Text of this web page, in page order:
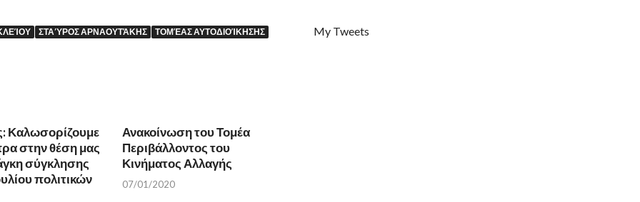
ΣΤΑΎΡΟΣ ΑΡΝΑΟΥΤΆΚΗΣ ΤΟΜΈΑΣ ΑΥΤΟΔΙΟΊΚΗΣΗΣ
Καλωσορίζουμε
στην θέση μας
σύγκλησης
πολιτικών
Ανακοίνωση του Τομέα
Περιβάλλοντος του
Κινήματος Αλλαγής
07/01/2020
My Tweets